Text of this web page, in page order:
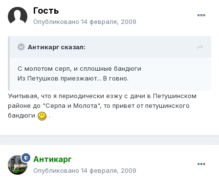
Гость
Опубликовано 14 февраля, 2009
Антикарг сказал:
С молотом серп, и сплошные бандюги
Из Петушков приезжают... В говно.
Учитывая, что я периодически езжу с дачи в Петушинском
районе до "Серпа и Молота", то привет от петушинского
бандюги
.
Антикарг
Опубликовано 14 февраля, 2009